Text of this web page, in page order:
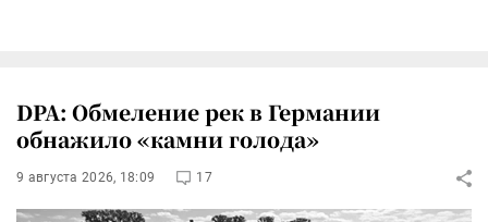
DPA: Обмеление рек в Германии
обнажило «камни голода»
9 августа 2026, 18:09 17